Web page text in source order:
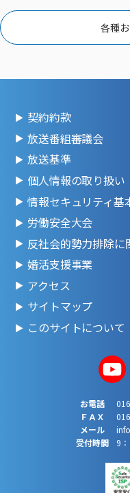
各種
契約約款
放送番組審議会
放送基準
個人情報の取り扱い
情報セキュリティ基
労働安全大会
反社会的勢力排除に
婚活支援事業
アクセス
サイトマップ
このサイトについて
お電話
ＦＡＸ
メール
受付時間
9